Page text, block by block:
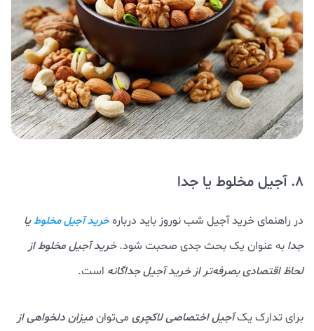
8. آجیل مخلوط یا جدا
در راهنمای خرید آجیل شب نوروز باید دربارهخرید آجیل مخلوطیا
جدا به عنوان یک بحث جدی صحبت شود.خرید آجیل مخلوط از
لحاظ اقتصادی بصرفه‌تر از خرید آجیل جداگانه است.
برای تدارک یکآجیل اختصاصی لاکچری می‌توانمیزان دلخواهی از